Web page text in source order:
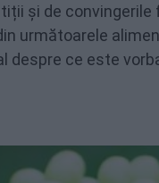
și de
următoarele
despre ce este